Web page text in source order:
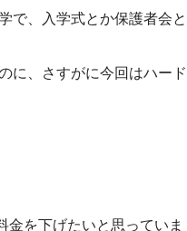
で、入学式とか保護者会と
に、さすがに今回はハード
金を下げたいと思っていま